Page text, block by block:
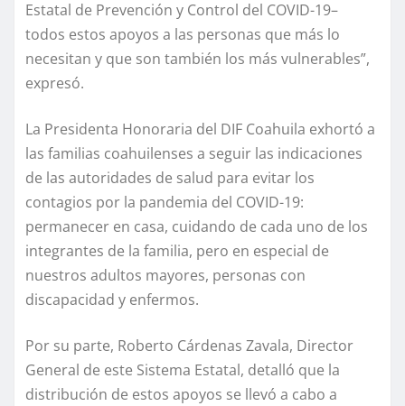
Estatal de Prevención y Control del COVID-19–
todos estos apoyos a las personas que más lo
necesitan y que son también los más vulnerables”,
expresó.
La Presidenta Honoraria del DIF Coahuila exhortó a
las familias coahuilenses a seguir las indicaciones
de las autoridades de salud para evitar los
contagios por la pandemia del COVID-19:
permanecer en casa, cuidando de cada uno de los
integrantes de la familia, pero en especial de
nuestros adultos mayores, personas con
discapacidad y enfermos.
Por su parte, Roberto Cárdenas Zavala, Director
General de este Sistema Estatal, detalló que la
distribución de estos apoyos se llevó a cabo a